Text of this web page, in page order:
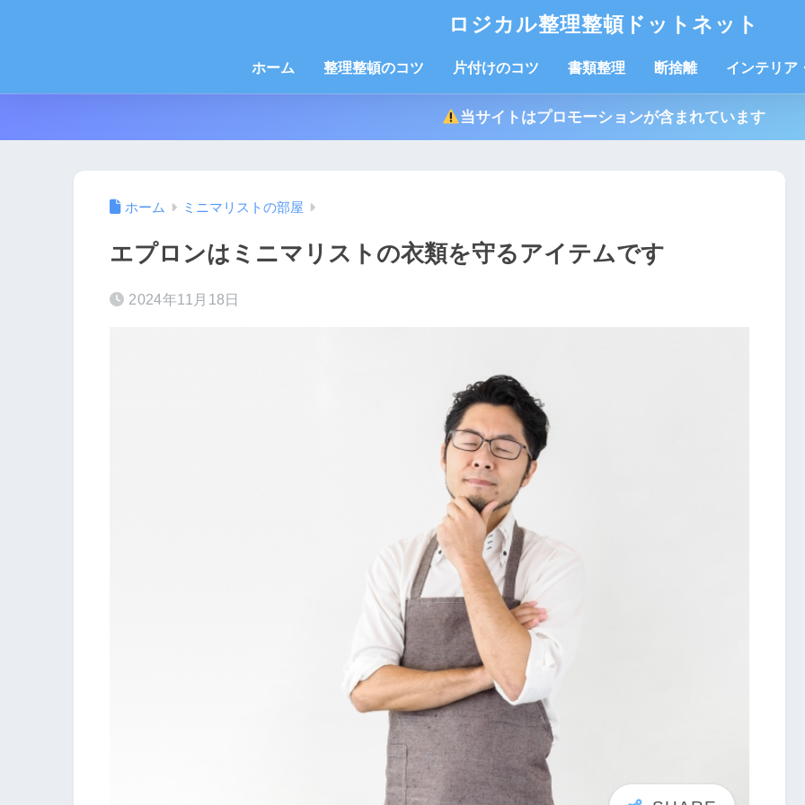
ロジカル整理整頓ドットネット
ホーム 整理整頓のコツ 片付けのコツ 書類整理 断捨離 インテリア
当サイトはプロモーションが含まれています
ホーム ミニマリストの部屋
エプロンはミニマリストの衣類を守るアイテムです
2024年11月18日